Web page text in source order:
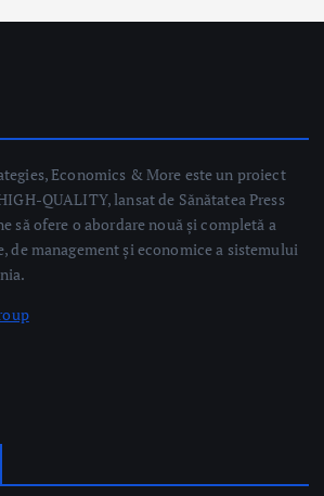
de management și economice a sistemului